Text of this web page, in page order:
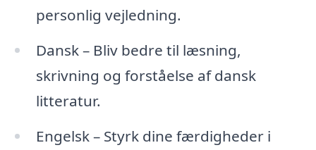
personlig vejledning.
Dansk – Bliv bedre til læsning,
skrivning og forståelse af dansk
litteratur.
Engelsk – Styrk dine færdigheder i